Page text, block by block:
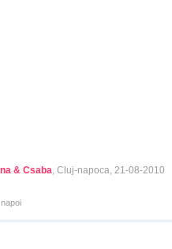
& Csaba, Cluj-napoca, 21-08-2010